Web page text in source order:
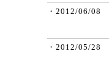
・2012/06/08
・2012/05/28